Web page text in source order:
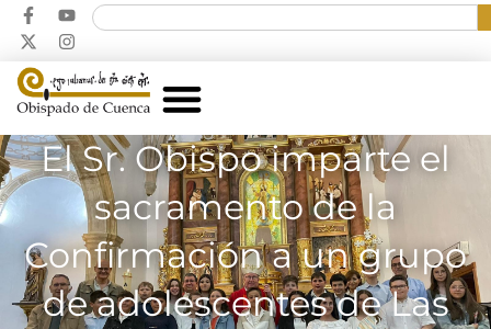
El Sr. Obispo imparte el
sacramento de la
Confirmación a un grupo
de adolescentes de Las